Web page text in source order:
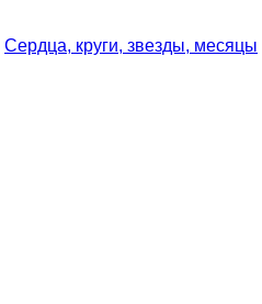
Сердца, круги, звезды, месяцы